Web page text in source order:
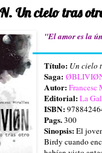
Un cielo tras
"El amor es la
Título: Un cielo
Saga:
Autor:Francesc
Editorial:La
ISBN:
Pags.300
Sinopsis:El
Birdy cuando